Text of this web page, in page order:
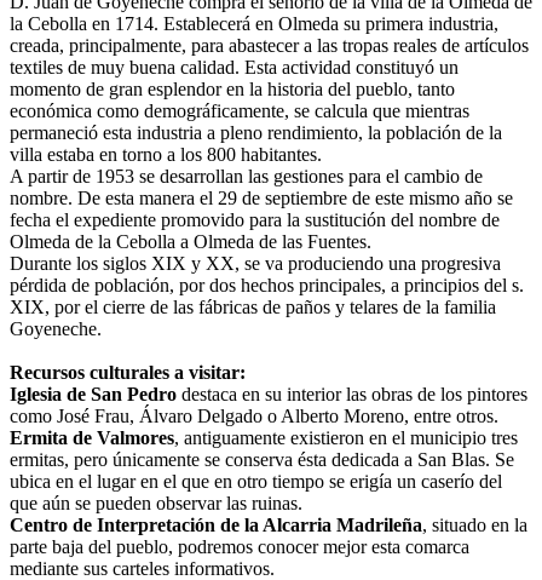
la Cebolla en 1714. Establecerá en Olmeda su primera industria,
creada, principalmente, para abastecer a las tropas reales de artículos
textiles de muy buena calidad. Esta actividad constituyó un
momento de gran esplendor en la historia del pueblo, tanto
económica como demográficamente, se calcula que mientras
permaneció esta industria a pleno rendimiento, la población de la
villa estaba en torno a los 800 habitantes.
A partir de 1953 se desarrollan las gestiones para el cambio de
nombre. De esta manera el 29 de septiembre de este mismo año se
fecha el expediente promovido para la sustitución del nombre de
Olmeda de la Cebolla a Olmeda de las Fuentes.
Durante los siglos XIX y XX, se va produciendo una progresiva
pérdida de población, por dos hechos principales, a principios del s.
XIX, por el cierre de las fábricas de paños y telares de la familia
Goyeneche.
Recursos culturales a visitar:
Iglesia de San Pedro destaca en su interior las obras de los pintores
como José Frau, Álvaro Delgado o Alberto Moreno, entre otros.
Ermita de Valmores, antiguamente existieron en el municipio tres
ermitas, pero únicamente se conserva ésta dedicada a San Blas. Se
ubica en el lugar en el que en otro tiempo se erigía un caserío del
que aún se pueden observar las ruinas.
Centro de Interpretación de la Alcarria Madrileña, situado en la
parte baja del pueblo, podremos conocer mejor esta comarca
mediante sus carteles informativos.